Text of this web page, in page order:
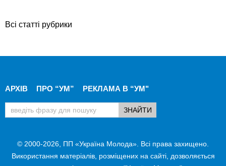
Всі статті рубрики
АРХІВ ПРО “УМ” РЕКЛАМА В “УМ"
© 2000-2026, ПП «Україна Молода». Всі права захищено.
Використання матеріалів, розміщених на сайті, дозволяється